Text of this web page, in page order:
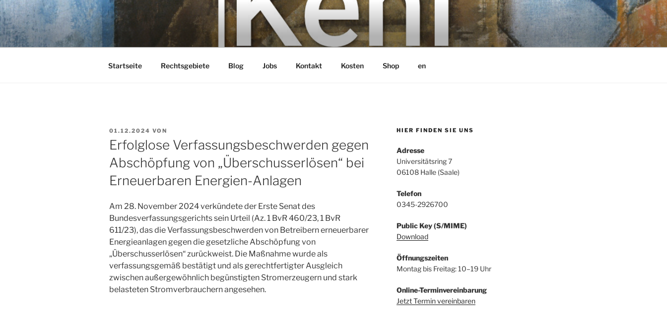
Zum
Inhalt
springen
KEHL
Rechtsanwaltsgesellschaft mbH
Startseite Rechtsgebiete Blog Jobs Kontakt Kosten Shop en
VERÖFFENTLICHT
AM
01.12.2024 VON
Erfolglose Verfassungsbeschwerden gegen
Abschöpfung von „Überschusserlösen“ bei
Erneuerbaren Energien-Anlagen
Am 28. November 2024 verkündete der Erste Senat des
Bundesverfassungsgerichts sein Urteil (Az. 1 BvR 460/23, 1 BvR
611/23), das die Verfassungsbeschwerden von Betreibern erneuerbarer
Energieanlagen gegen die gesetzliche Abschöpfung von
„Überschusserlösen“ zurückweist. Die Maßnahme wurde als
verfassungsgemäß bestätigt und als gerechtfertigter Ausgleich
zwischen außergewöhnlich begünstigten Stromerzeugern und stark
belasteten Stromverbrauchern angesehen.
HIER FINDEN SIE UNS
Adresse
Universitätsring 7
06108 Halle (Saale)
Telefon
0345-2926700
Public Key (S/MIME)
Download
Öffnungszeiten
Montag bis Freitag: 10–19 Uhr
Online-Terminvereinbarung
Jetzt Termin vereinbaren